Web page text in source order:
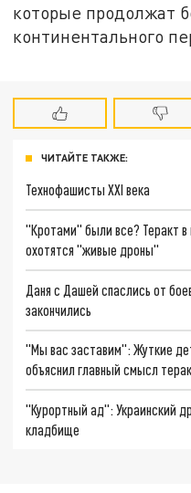
которые продолжат
континентального
ЧИТАЙТЕ ТАКЖЕ:
Технофашисты XXI века
"Кротами" были все? Теракт
охотятся "живые дроны"
Даня с Дашей спаслись от
закончились
"Мы вас заставим": Жуткие
объяснил главный смысл
"Курортный ад": Украинский
кладбище